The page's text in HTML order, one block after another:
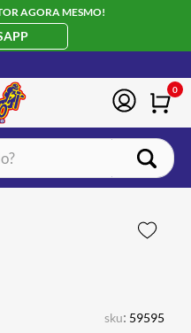
AGORA MESMO!
0
sku: 59595